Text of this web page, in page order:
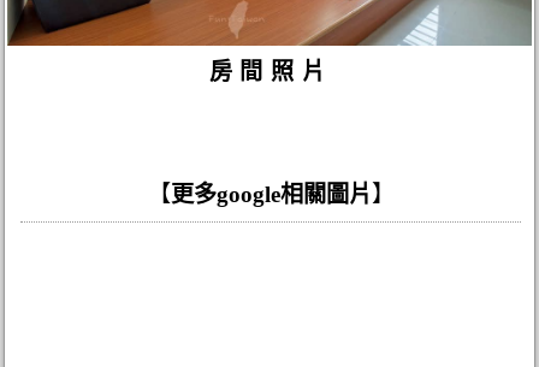
房間照片
【更多google相關圖片 】